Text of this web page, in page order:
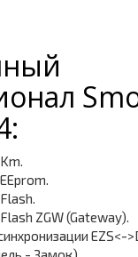
ZGW (Gateway).
EZS<-